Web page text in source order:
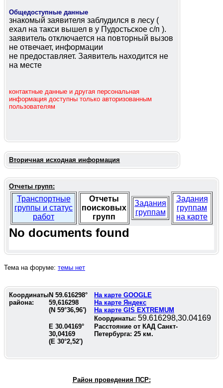
Общедоступные данные
знакомый заявителя заблудился в лесу (
ехал на такси вышел в у Пудостьское с/п ).
заявитель отключается на повторный вызов
не отвечает, информации
не предоставляет. Заявитель находится не
на месте
контактные данные и другая персональная
информация доступны только авторизованным
пользователям
Вторичная исходная информация
Отчеты групп:
Транспортные
группы и статус
работ
Отчеты
поисковых
групп
Задания
группам
Задания
группам
на карте
No documents found
Тема на форуме: темы нет
Координаты
района:
N 59.616298°
59,616298
(N 59°36,96')
На карте GOOGLE
На карте Яндекс
На карте GIS EXTREMUM
Координаты: 59.616298,30.04169
E 30.04169°
30,04169
(E 30°2,52')
Расстояние от КАД Санкт-
Петербурга: 25 км.
Район проведения ПСР: